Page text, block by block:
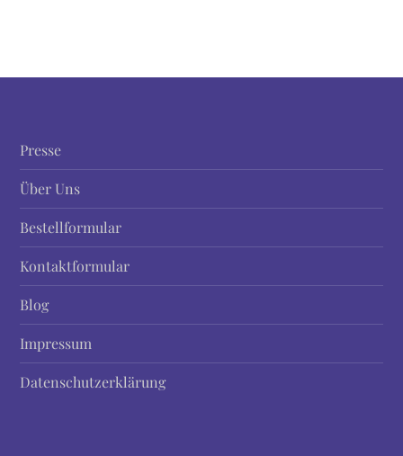
g
s
n
a
v
i
g
Presse
Über Uns
Bestellformular
Kontaktformular
Blog
Impressum
Datenschutzerklärung